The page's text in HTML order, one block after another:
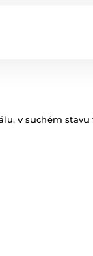
v suchém